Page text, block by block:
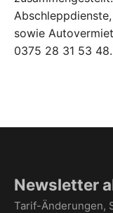
Abschleppdienste,
sowie
0375 28 31 53 48.
Newsletter
Tarif-Änderungen,